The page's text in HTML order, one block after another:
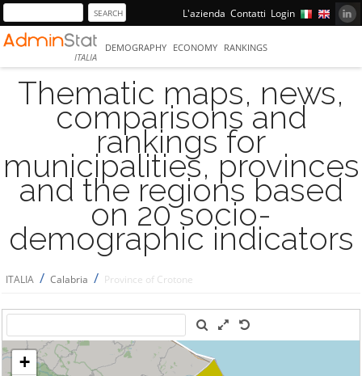
L'azienda Contatti Login
ITALIA
DEMOGRAPHY ECONOMY RANKINGS
Thematic maps, news,
comparisons and
rankings for
municipalities, provinces
and the regions based
on 20 socio-
demographic indicators
ITALIA / Calabria / Province of Crotone